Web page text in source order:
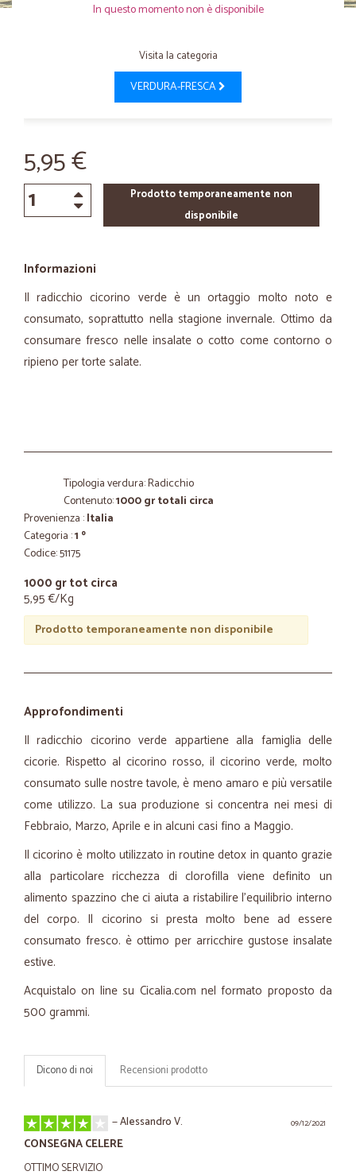
In questo momento non è disponibile
Visita la categoria
VERDURA-FRESCA
5,95 €
Prodotto temporaneamente non
disponibile
Informazioni
Il radicchio cicorino verde è un ortaggio molto noto e
consumato, soprattutto nella stagione invernale. Ottimo da
consumare fresco nelle insalate o cotto come contorno o
ripieno per torte salate.
Tipologia verdura: Radicchio
Contenuto:1000 gr totali circa
Provenienza :Italia
Categoria :1 º
Codice: 51175
1000 gr tot circa
5,95 €/Kg
Prodotto temporaneamente non disponibile
Approfondimenti
Il radicchio cicorino verde appartiene alla famiglia delle
cicorie. Rispetto al cicorino rosso, il cicorino verde, molto
consumato sulle nostre tavole, è meno amaro e più versatile
come utilizzo. La sua produzione si concentra nei mesi di
Febbraio, Marzo, Aprile e in alcuni casi fino a Maggio.
Il cicorino è molto utilizzato in routine detox in quanto grazie
alla particolare ricchezza di clorofilla viene definito un
alimento spazzino che ci aiuta a ristabilire l’equilibrio interno
del corpo. Il cicorino si presta molto bene ad essere
consumato fresco. è ottimo per arricchire gustose insalate
estive.
Acquistalo on line su Cicalia.com nel formato proposto da
500 grammi.
Dicono di noi Recensioni prodotto
09/12/2021
—Alessandro V.
CONSEGNA CELERE
OTTIMO SERVIZIO